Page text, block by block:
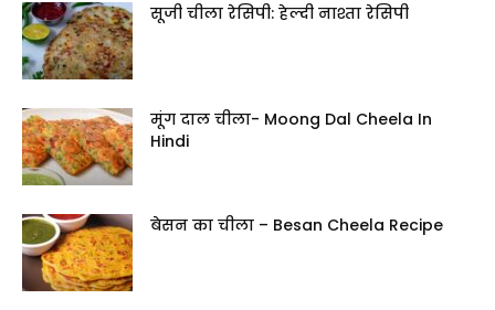
सूजी चीला रेसिपी: हेल्दी नाश्ता रेसिपी
मूंग दाल चीला- Moong Dal Cheela In
Hindi
बेसन का चीला – Besan Cheela Recipe